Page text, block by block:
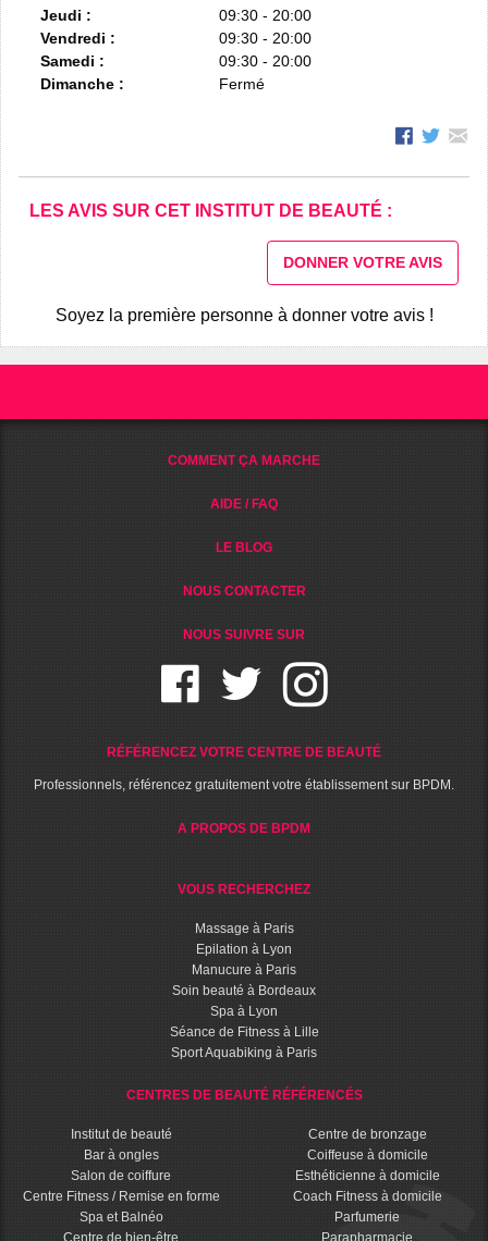
Jeudi :
09:30 - 20:00
Vendredi :
09:30 - 20:00
Samedi :
09:30 - 20:00
Dimanche :
Fermé
LES AVIS SUR CET INSTITUT DE BEAUTÉ :
DONNER VOTRE AVIS
Soyez la première personne à donner votre avis !
COMMENT ÇA MARCHE
AIDE / FAQ
LE BLOG
NOUS CONTACTER
NOUS SUIVRE SUR
RÉFÉRENCEZ VOTRE CENTRE DE BEAUTÉ
Professionnels, référencez gratuitement votre établissement sur BPDM.
A PROPOS DE BPDM
VOUS RECHERCHEZ
Massage à Paris
Epilation à Lyon
Manucure à Paris
Soin beauté à Bordeaux
Spa à Lyon
Séance de Fitness à Lille
Sport Aquabiking à Paris
CENTRES DE BEAUTÉ RÉFÉRENCÉS
Institut de beauté
Bar à ongles
Salon de coiffure
Centre Fitness / Remise en forme
Spa et Balnéo
Centre de bronzage
Coiffeuse à domicile
Esthéticienne à domicile
Coach Fitness à domicile
Parfumerie